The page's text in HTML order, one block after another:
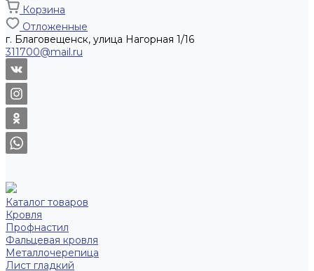
Корзина
Отложенные
г. Благовещенск, улица Нагорная 1/16
311700@mail.ru
Каталог товаров
Кровля
Профнастил
Фальцевая кровля
Металлочерепица
Лист гладкий